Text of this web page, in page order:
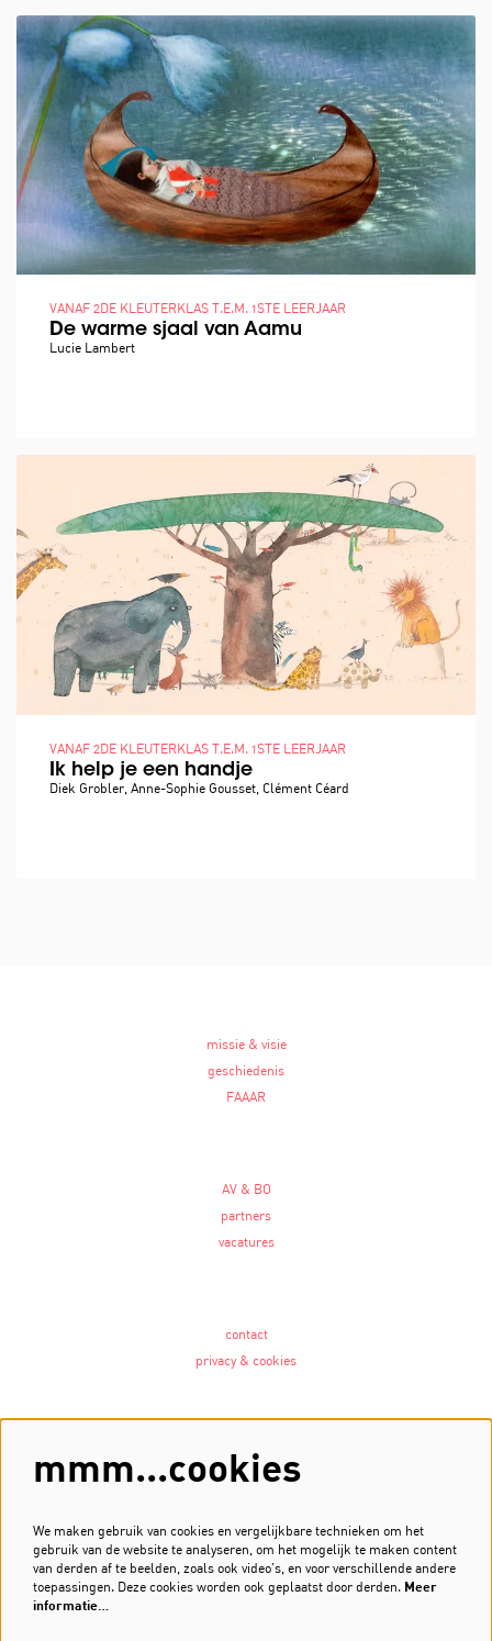
De warme sjaal van Aamu
Lucie Lambert
VANAF 2DE KLEUTERKLAS T.E.M. 1STE LEERJAAR
Ik help je een handje
Diek Grobler, Anne-Sophie Gousset, Clément Céard
VANAF 2DE KLEUTERKLAS T.E.M. 1STE LEERJAAR
missie & visie
geschiedenis
FAAAR
AV & BO
partners
vacatures
contact
privacy & cookies
Meld je aan voor de nieuwsbrief
Inschrijven
mmm...cookies
We maken gebruik van cookies en vergelijkbare technieken om het
gebruik van de website te analyseren, om het mogelijk te maken content
van derden af te beelden, zoals ook video’s, en voor verschillende andere
toepassingen. Deze cookies worden ook geplaatst door derden. Meer
informatie…